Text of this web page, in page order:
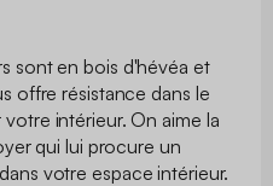
sont en bois d'hévéa et
offre résistance dans le
intérieur. On aime la
qui lui procure un
votre espace intérieur.